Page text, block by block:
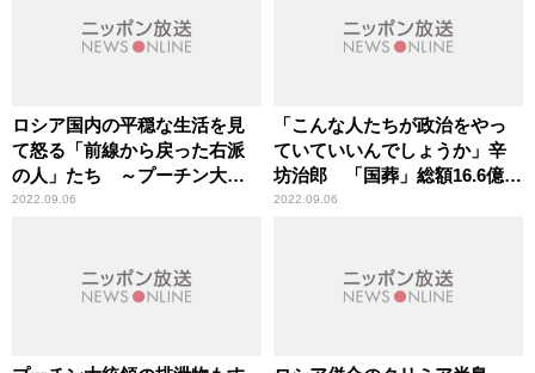
ロシア国内の平穏な生活を見
て怒る「前線から戻った右派
の人」たち ～プーチン大統
領が戦争をエスカレーション
2022.09.06
「こんな人たちが政治をやっ
ていていいんでしょうか」辛
坊治郎 「国葬」総額16.6億円
をいま公表する情報コントロ
2022.09.06